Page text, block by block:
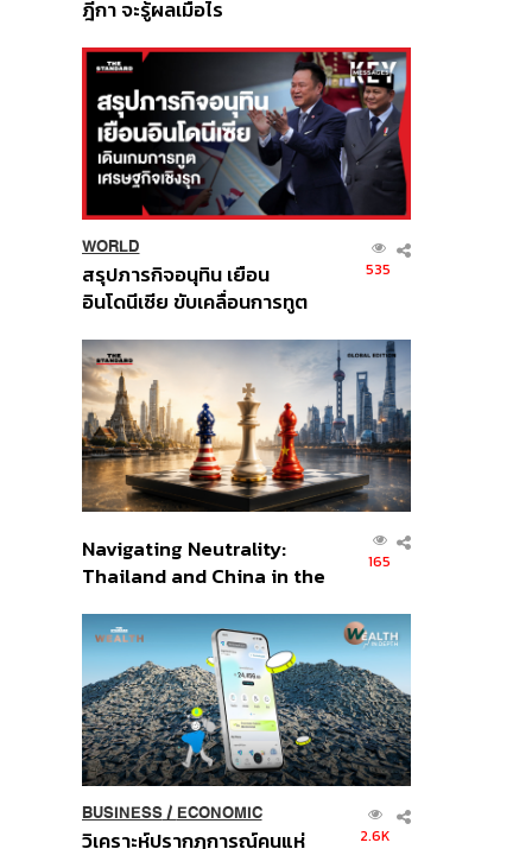
ฎีกา จะรู้ผลเมื่อไร
WORLD
สรุปภารกิจอนุทิน เยือน
อินโดนีเซีย ขับเคลื่อนการทูต
ส่วนยุทธศาสตร์ไทย –
อินโดนีเซีย
535
Navigating Neutrality:
Thailand and China in the
Order
165
BUSINESS/ ECONOMIC
วิเคราะห์ปรากฏการณ์คนแห่ 2.6K